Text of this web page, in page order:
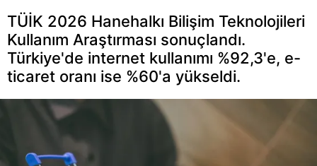
TÜİK 2026 Hanehalkı Bilişim Teknolojileri
Kullanım Araştırması sonuçlandı.
Türkiye'de internet kullanımı %92,3'e, e-
ticaret oranı ise %60'a yükseldi.